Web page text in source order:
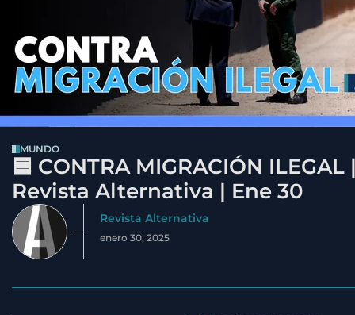
MUNDO
🟦 CONTRA MIGRACIÓN ILEGAL
Revista Alternativa | Ene 30
Revista Alternativa
enero 30, 2025